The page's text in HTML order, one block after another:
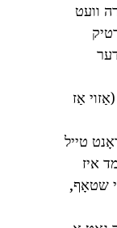
וועט
אַז
טייל
איז
שטאָף,